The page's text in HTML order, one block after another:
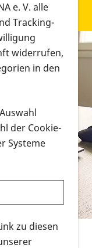
zum
Website
an.
e. V. alle
Tracking-
widerrufen,
in den
der Cookie-
Systeme
zu diesen